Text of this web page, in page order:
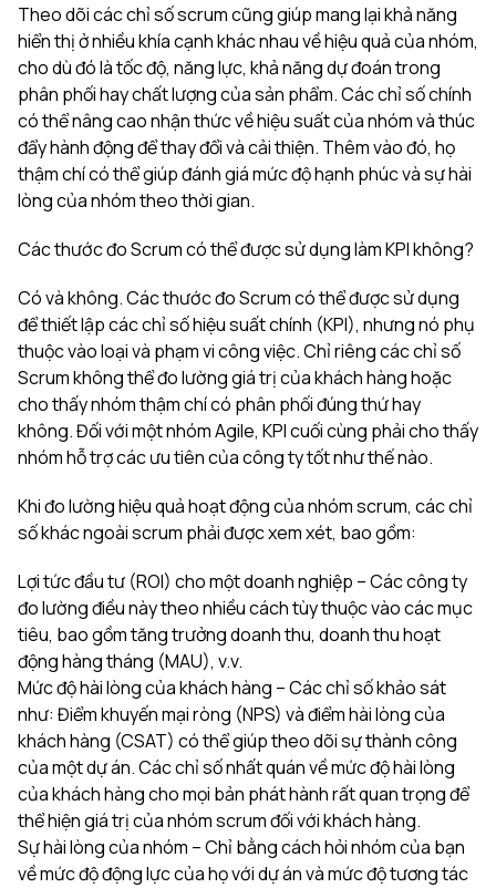
Theo dõi các chỉ số scrum cũng giúp mang lại khả năng
hiển thị ở nhiều khía cạnh khác nhau về hiệu quả của nhóm,
cho dù đó là tốc độ, năng lực, khả năng dự đoán trong
phân phối hay chất lượng của sản phẩm. Các chỉ số chính
có thể nâng cao nhận thức về hiệu suất của nhóm và thúc
đẩy hành động để thay đổi và cải thiện. Thêm vào đó, họ
thậm chí có thể giúp đánh giá mức độ hạnh phúc và sự hài
lòng của nhóm theo thời gian.
Các thước đo Scrum có thể được sử dụng làm KPI không?
Có và không. Các thước đo Scrum có thể được sử dụng
để thiết lập các chỉ số hiệu suất chính (KPI), nhưng nó phụ
thuộc vào loại và phạm vi công việc. Chỉ riêng các chỉ số
Scrum không thể đo lường giá trị của khách hàng hoặc
cho thấy nhóm thậm chí có phân phối đúng thứ hay
không. Đối với một nhóm Agile, KPI cuối cùng phải cho thấy
nhóm hỗ trợ các ưu tiên của công ty tốt như thế nào.
Khi đo lường hiệu quả hoạt động của nhóm scrum, các chỉ
số khác ngoài scrum phải được xem xét, bao gồm:
Lợi tức đầu tư (ROI) cho một doanh nghiệp – Các công ty
đo lường điều này theo nhiều cách tùy thuộc vào các mục
tiêu, bao gồm tăng trưởng doanh thu, doanh thu hoạt
động hàng tháng (MAU), v.v.
Mức độ hài lòng của khách hàng – Các chỉ số khảo sát
như: Điểm khuyến mại ròng (NPS) và điểm hài lòng của
khách hàng (CSAT) có thể giúp theo dõi sự thành công
của một dự án. Các chỉ số nhất quán về mức độ hài lòng
của khách hàng cho mọi bản phát hành rất quan trọng để
thể hiện giá trị của nhóm scrum đối với khách hàng.
Sự hài lòng của nhóm – Chỉ bằng cách hỏi nhóm của bạn
về mức độ động lực của họ với dự án và mức độ tương tác